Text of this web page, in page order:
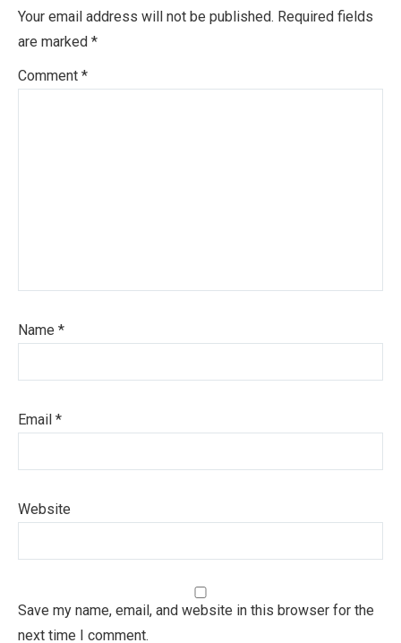
Your email address will not be published. Required fields
are marked *
Comment *
Name *
Email *
Website
Save my name, email, and website in this browser for the
next time I comment.